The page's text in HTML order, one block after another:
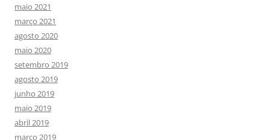
maio 2021
março 2021
agosto 2020
maio 2020
setembro 2019
agosto 2019
junho 2019
maio 2019
abril 2019
março 2019